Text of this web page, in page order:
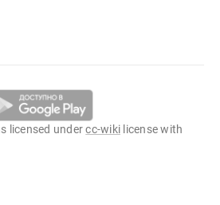
licensed undercc-wiki license with